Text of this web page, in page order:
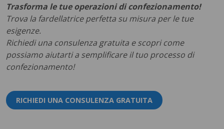
Trasforma le tue operazioni di confezionamento!
Trova la fardellatrice perfetta su misura per le tue
esigenze.
Richiedi una consulenza gratuita e scopri come
possiamo aiutarti a semplificare il tuo processo di
confezionamento!
RICHIEDI UNA CONSULENZA GRATUITA